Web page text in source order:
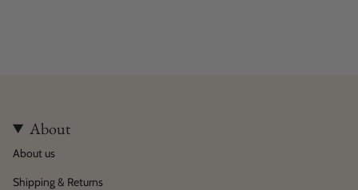
About
About us
Shipping & Returns